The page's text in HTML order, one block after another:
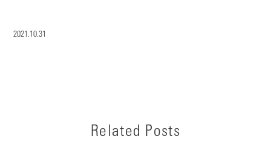
2021.10.31
Related Posts